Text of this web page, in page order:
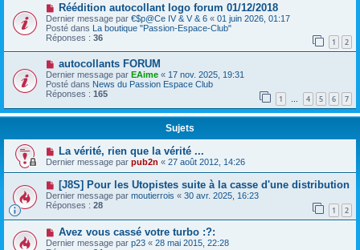
Réédition autocollant logo forum 01/12/2018
Dernier message par €$p@Ce IV & V & 6 « 01 juin 2026, 01:17
Posté dans La boutique "Passion-Espace-Club"
Réponses : 36 1 2
autocollants FORUM
Dernier message par EAime « 17 nov. 2025, 19:31
Posté dans News du Passion Espace Club
Réponses : 165 1 … 4 5 6 7
Sujets
La vérité, rien que la vérité ...
Dernier message par pub2n « 27 août 2012, 14:26
[J8S] Pour les Utopistes suite à la casse d'une distribution
Dernier message par moutierrois « 30 avr. 2025, 16:23
Réponses : 28 1 2
Avez vous cassé votre turbo :?:
Dernier message par p23 « 28 mai 2015, 22:28